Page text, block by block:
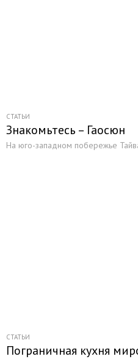
СТАТЬИ
Знакомьтесь – Гаосюн
На юго-западном побережье
СТАТЬИ
Пограничная кухня